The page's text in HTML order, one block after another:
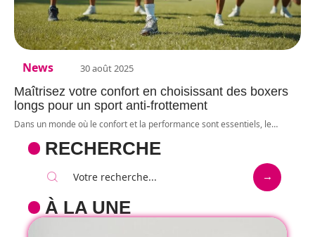
News 30 août 2025
Maîtrisez votre confort en choisissant des boxers
longs pour un sport anti-frottement
Dans un monde où le confort et la performance sont essentiels, le…
RECHERCHE
À LA UNE